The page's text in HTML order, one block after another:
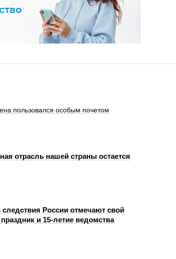
пользовался особым почетом
отрасль нашей страны остается
России отмечают свой
и 15-летие ведомства